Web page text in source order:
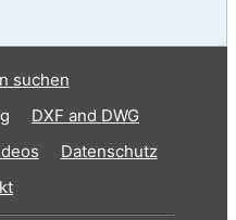
suchen
DXF and DWG
Datenschutz